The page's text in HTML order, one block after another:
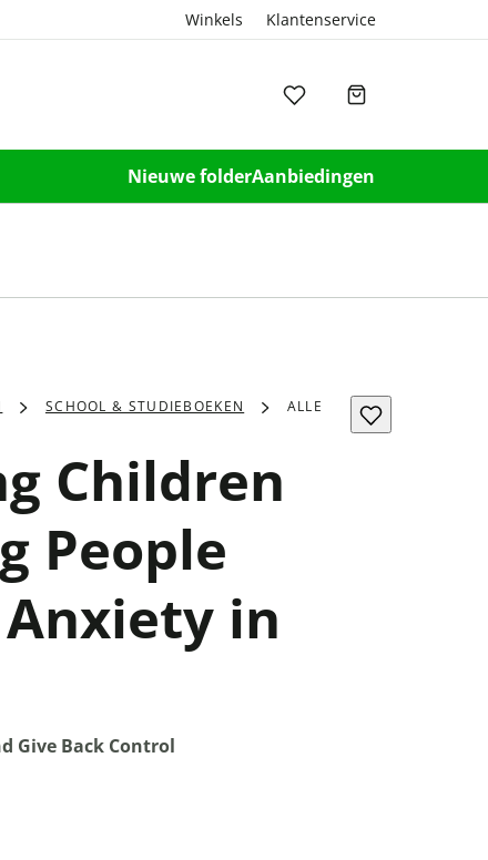
Winkels Klantenservice
Nieuwe folderAanbiedingen
SCHOOL & STUDIEBOEKEN
ALLE
Children
People
in
Give Back Control